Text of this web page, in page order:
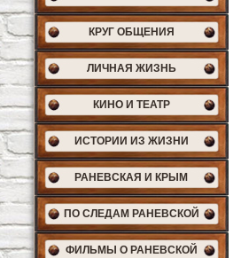
КРУГ ОБЩЕНИЯ
ЛИЧНАЯ ЖИЗНЬ
КИНО И ТЕАТР
ИСТОРИИ ИЗ ЖИЗНИ
РАНЕВСКАЯ И КРЫМ
ПО СЛЕДАМ РАНЕВСКОЙ
ФИЛЬМЫ О РАНЕВСКОЙ